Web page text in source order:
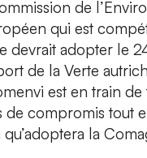
de
qui est
devrait adopter le
de la Verte
est en train de
de compromis tout
la